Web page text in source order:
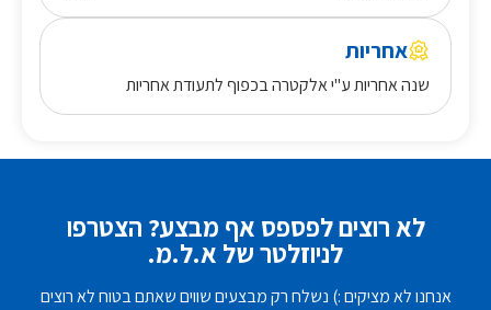
אחריות
שנה אחריות ע"י אלקטרה בכפוף לתעודת אחריות
לא רוצים לפספס אף מבצע? הצטרפו
לניוזלטר של א.ל.מ.
אנחנו לא מציקים :) נשלח רק מבצעים שווים שאתם בטוח לא רוצים